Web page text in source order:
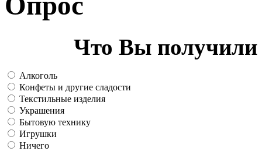
Что Вы получили
Алкоголь
Конфеты и другие сладости
Текстильные изделия
Украшения
Бытовую технику
Игрушки
Ничего